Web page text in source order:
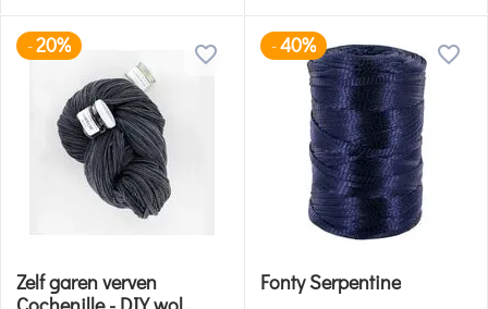
-20%
Zelf garen verven
-40%
Fonty Serpentine